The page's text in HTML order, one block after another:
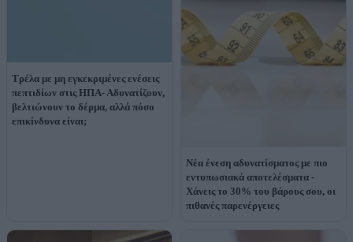
Τρέλα με μη εγκεκριμένες ενέσεις
πεπτιδίων στις ΗΠΑ- Αδυνατίζουν,
βελτιώνουν το δέρμα, αλλά πόσο
επικίνδυνα είναι;
Νέα ένεση αδυνατίσματος με πιο
εντυπωσιακά αποτελέσματα -
Χάνεις το 30% του βάρους σου, οι
πιθανές παρενέργειες